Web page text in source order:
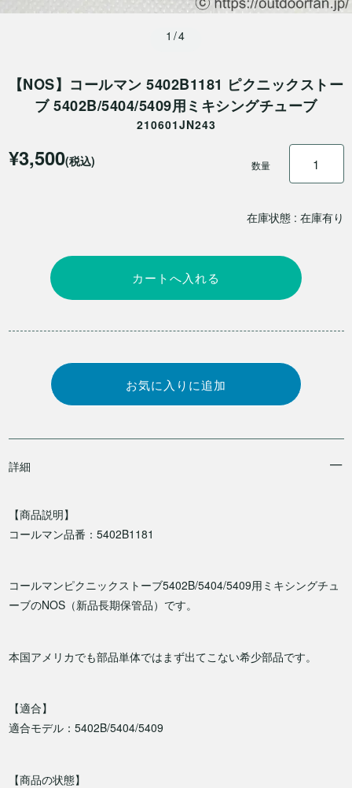
1/4
【NOS】コールマン 5402B1181 ピクニックストー
ブ 5402B/5404/5409用ミキシングチューブ
210601JN243
在庫状態 : 在庫有り
¥3,500(税込) 数量
詳細
【商品説明】
コールマン品番：5402B1181
コールマンピクニックストーブ5402B/5404/5409用ミキシングチュ
ーブのNOS（新品長期保管品）です。
本国アメリカでも部品単体ではまず出てこない希少部品です。
【適合】
適合モデル：5402B/5404/5409
【商品の状態】